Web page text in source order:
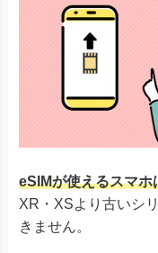
eSIMが使えるスマ
XR・XSより古いシ
きません。